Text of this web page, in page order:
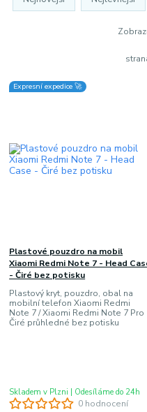
Expresní expedice 🚀
0 hodnocení
Plastové pouzdro na mobil
Xiaomi Redmi Note 7 - Head
- Čiré bez potisku
Plastový kryt, pouzdro, obal na
mobilní telefon Xiaomi Redmi
Note 7 / Xiaomi Redmi Note 7 Pro
Čiré průhledné bez potisku
Skladem v Plzni | Odesíláme do 24h